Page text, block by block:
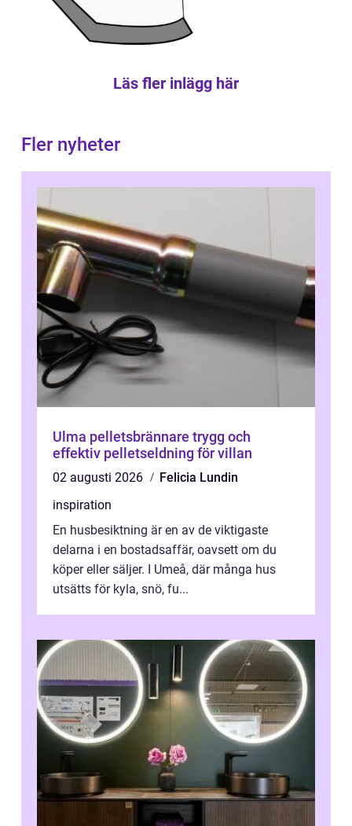
Läs fler inlägg här
Fler nyheter
Ulma pelletsbrännare trygg och
effektiv pelletseldning för villan
02 augusti 2026
Felicia Lundin
inspiration
En husbesiktning är en av de viktigaste
delarna i en bostadsaffär, oavsett om du
köper eller säljer. I Umeå, där många hus
utsätts för kyla, snö, fu...